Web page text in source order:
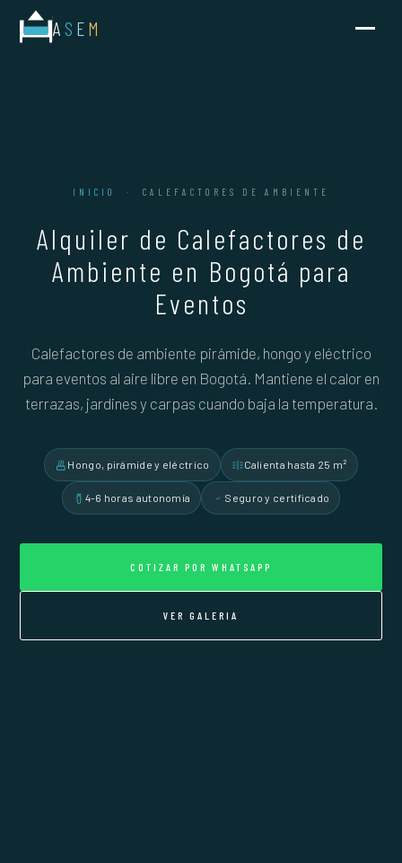
A S EM
INICIO · CALEFACTORES DE AMBIENTE
Alquiler de Calefactores de
Ambiente en Bogotá para
Eventos
Calefactores de ambiente pirámide, hongo y eléctrico
para eventos al aire libre en Bogotá. Mantiene el calor en
terrazas, jardines y carpas cuando baja la temperatura.
Hongo, pirámide y eléctrico Calienta hasta 25 m²
4-6 horas autonomía Seguro y certificado
COTIZAR POR WHATSAPP
VER GALERIA